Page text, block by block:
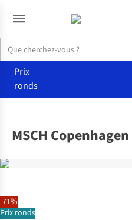
Prix
ronds
-71%
Prix ronds
MSCH Copenhagen